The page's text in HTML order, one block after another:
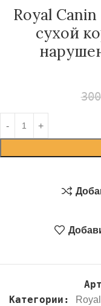
Royal
сухой
Категории: